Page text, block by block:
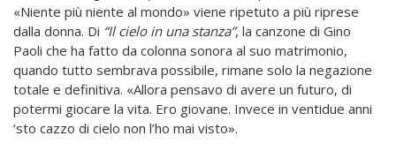
«Niente più niente al mondo» viene ripetuto a più riprese
dalla donna. Di “Il cielo in una stanza”, la canzone di Gino
Paoli che ha fatto da colonna sonora al suo matrimonio,
quando tutto sembrava possibile, rimane solo la negazione
totale e definitiva. «Allora pensavo di avere un futuro, di
potermi giocare la vita. Ero giovane. Invece in ventidue anni
‘sto cazzo di cielo non l’ho mai visto».